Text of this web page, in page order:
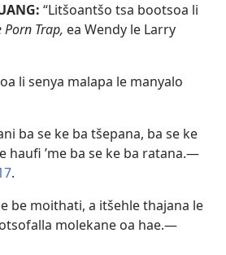
“Litšoantšo tsa bootsoa li
Porn Trap, ea Wendy le Larry
li senya malapa le manyalo
ba se ke ba tšepana, ba se ke
haufi ’me ba se ke ba ratana.—
.
be moithati, a itšehle thajana le
molekane oa hae.—